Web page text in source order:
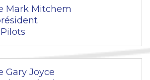
Mark Mitchem
Gary Joyce